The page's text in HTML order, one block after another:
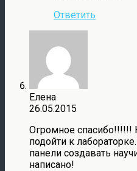
Ответить
Елена
26.05.2015
Огромное спасибо!!!!!!
подойти к
панели создавать
написано!